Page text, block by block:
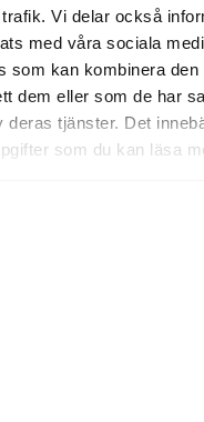
Vi delar också
med våra sociala
som kan kombinera
dem eller som de har
deras tjänster. Det
som du kan läsa
enligt ovan, inte
för att hemsidan
och strategiskt
har hon byggt
som utvecklat både
och regionens
som stått under stor
har hon skapat
visat hur kontakter blir